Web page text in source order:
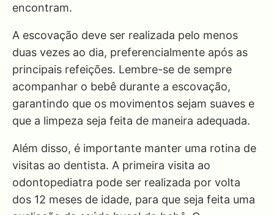
encontram.
A escovação deve ser realizada pelo menos
duas vezes ao dia, preferencialmente após as
principais refeições. Lembre-se de sempre
acompanhar o bebê durante a escovação,
garantindo que os movimentos sejam suaves e
que a limpeza seja feita de maneira adequada.
Além disso, é importante manter uma rotina de
visitas ao dentista. A primeira visita ao
odontopediatra pode ser realizada por volta
dos 12 meses de idade, para que seja feita uma